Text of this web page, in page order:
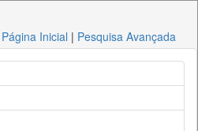
Página Inicial | Pesquisa Avançada